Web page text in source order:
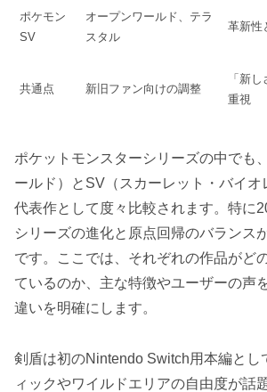
ポケモン
SV
オープンワールド、テラ
スタル
革新性
共通点 新旧ファン向けの調整
「新
重視
ポケットモンスターシリーズの中でも
ールド）とSV（スカーレット・バイオ
代表作として度々比較されます。特に
シリーズの進化と原点回帰のバランス
です。ここでは、それぞれの作品がど
ているのか、主な特徴やユーザーの声
違いを明確にします。
剣盾は初のNintendo Switch用本編とし
ィックやワイルドエリアの自由度が話